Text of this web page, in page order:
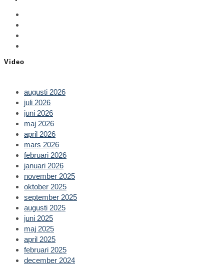
Video
augusti 2026
juli 2026
juni 2026
maj 2026
april 2026
mars 2026
februari 2026
januari 2026
november 2025
oktober 2025
september 2025
augusti 2025
juni 2025
maj 2025
april 2025
februari 2025
december 2024